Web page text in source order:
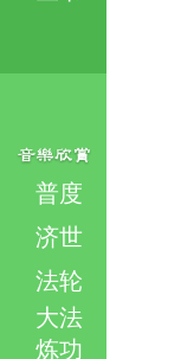
普度
济世
法轮
大法
炼功